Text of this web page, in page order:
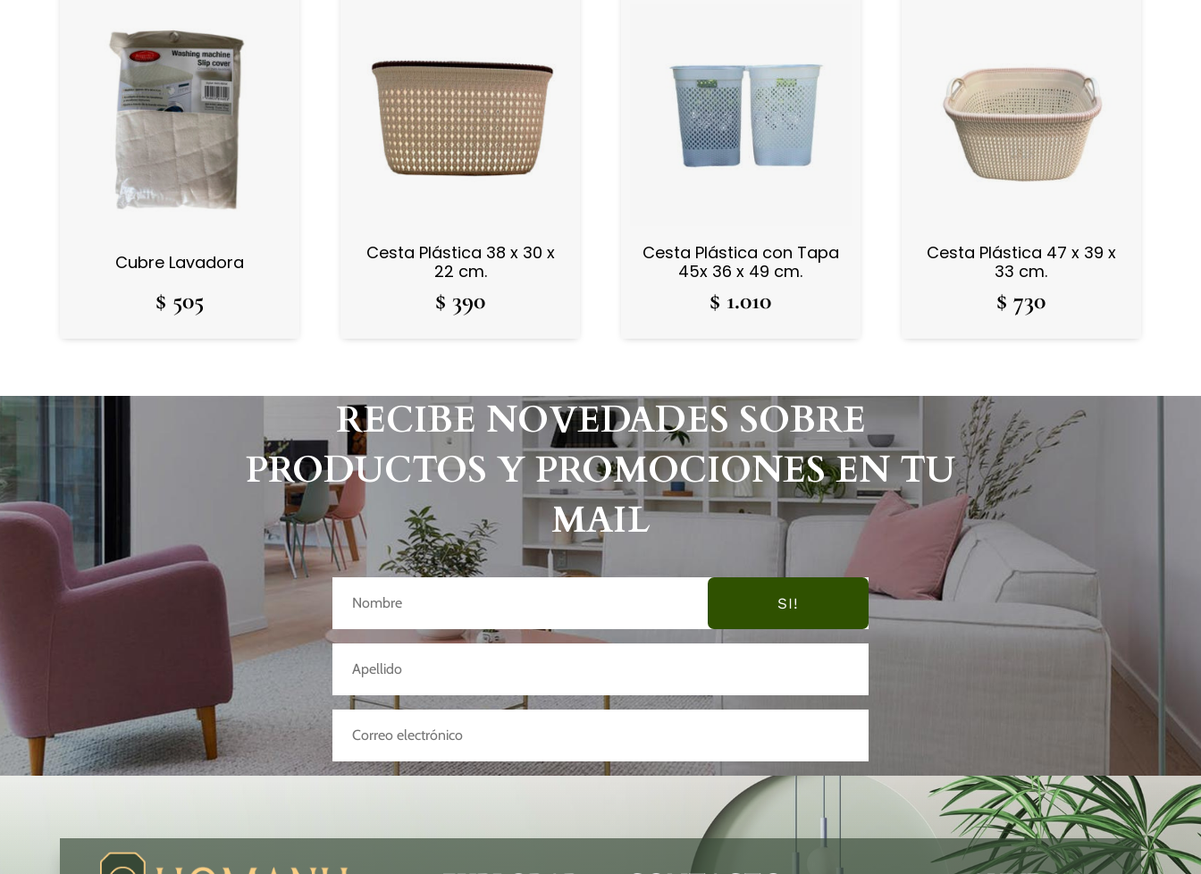
Cubre Lavadora
$ 505
Cesta Plástica 38 x 30 x
22 cm.
$ 390
Cesta Plástica con Tapa
45x 36 x 49 cm.
$ 1.010
Cesta Plástica 47 x 39 x
33 cm.
$ 730
RECIBE NOVEDADES SOBRE
PRODUCTOS Y PROMOCIONES EN TU
MAIL
SI!